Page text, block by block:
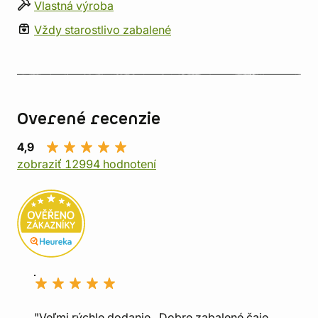
Vlastná výroba
Vždy starostlivo zabalené
Overené recenzie
4,9
zobraziť 12994 hodnotení